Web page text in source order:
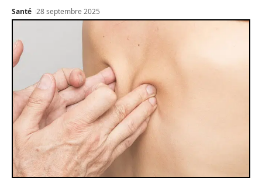
Santé 28 septembre 2025